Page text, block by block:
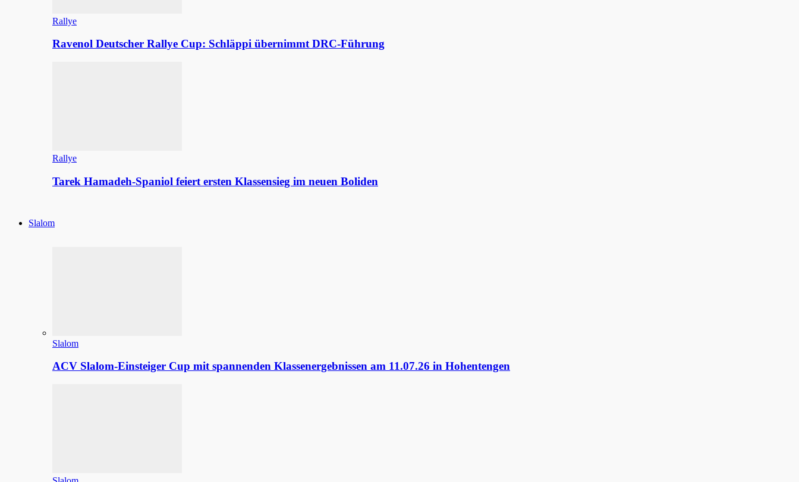
Rallye
Ravenol Deutscher Rallye Cup: Schläppi übernimmt DRC-Führung
Rallye
Tarek Hamadeh-Spaniol feiert ersten Klassensieg im neuen Boliden
Slalom
Slalom
ACV Slalom-Einsteiger Cup mit spannenden Klassenergebnissen am 11.07.26 in Hohentengen